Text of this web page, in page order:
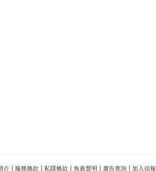
介 服務條款 私隱條款 免責聲明 廣告查詢 加入信報